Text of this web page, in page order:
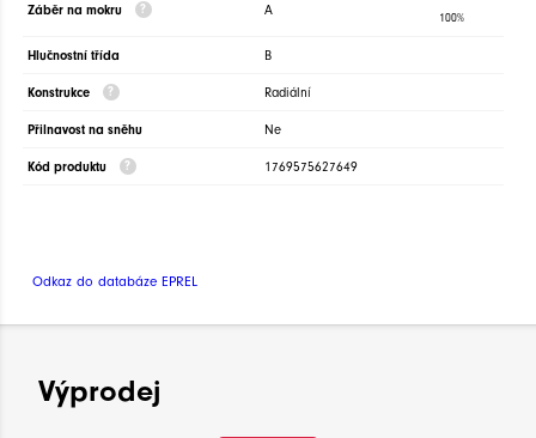
Záběr na mokru A
100%
Hlučnostní třída B
Konstrukce Radiální
Přilnavost na sněhu Ne
Kód produktu 1769575627649
Odkaz do databáze EPREL
Výprodej